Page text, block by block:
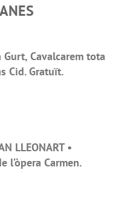
Gurt, Cavalcarem tota
Cid. Gratuït.
LLEONART •
l’òpera Carmen.